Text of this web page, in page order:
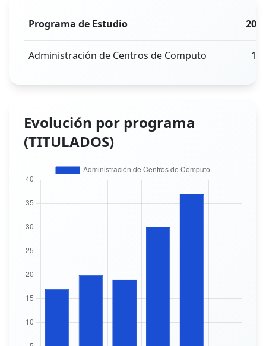
Programa de Estudio
Administración de Centros de Computo 17
Evolución por programa
(TITULADOS)